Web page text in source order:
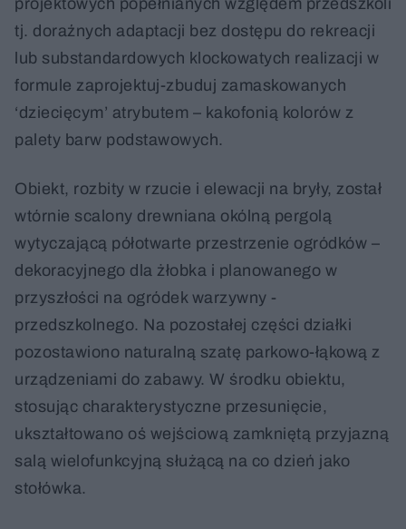
tj. doraźnych adaptacji bez dostępu do rekreacji
lub substandardowych klockowatych realizacji w
formule zaprojektuj-zbuduj zamaskowanych
‘dziecięcym’ atrybutem – kakofonią kolorów z
palety barw podstawowych.
Obiekt, rozbity w rzucie i elewacji na bryły, został
wtórnie scalony drewniana okólną pergolą
wytyczającą półotwarte przestrzenie ogródków –
dekoracyjnego dla żłobka i planowanego w
przyszłości na ogródek warzywny -
przedszkolnego. Na pozostałej części działki
pozostawiono naturalną szatę parkowo-łąkową z
urządzeniami do zabawy. W środku obiektu,
stosując charakterystyczne przesunięcie,
ukształtowano oś wejściową zamkniętą przyjazną
salą wielofunkcyjną służącą na co dzień jako
stołówka.